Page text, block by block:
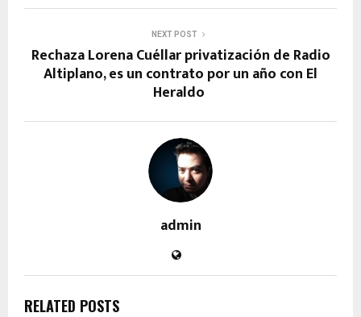
NEXT POST
Rechaza Lorena Cuéllar privatización de Radio
Altiplano, es un contrato por un año con El
Heraldo
admin
RELATED POSTS